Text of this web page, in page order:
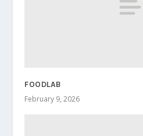
FOODLAB
February 9, 2026